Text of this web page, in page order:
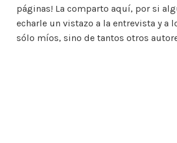
páginas! La comparto aquí, por si
echarle un vistazo a la entrevista y a
sólo míos, sino de tantos otros